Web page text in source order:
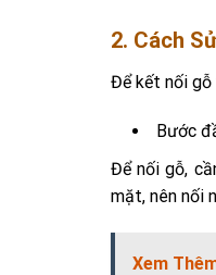
2. Cách
Để kết nối gỗ
Bước
Để nối gỗ,
mặt, nên nối
Xem